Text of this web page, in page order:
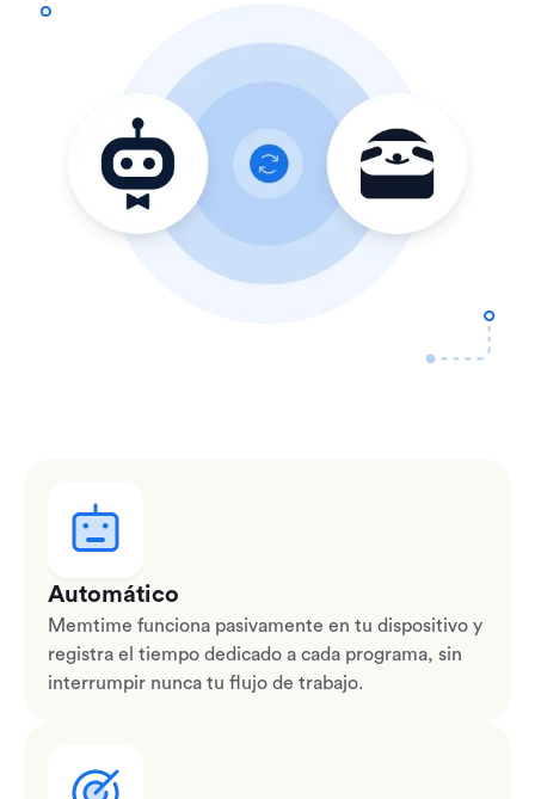
Automático
Memtime funciona pasivamente en tu dispositivo y
registra el tiempo dedicado a cada programa, sin
interrumpir nunca tu flujo de trabajo.